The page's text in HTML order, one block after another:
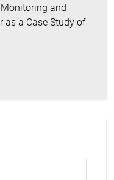
and
as a Case Study of